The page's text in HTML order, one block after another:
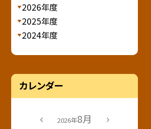
2026年度
2025年度
2024年度
カレンダー
2026年8月